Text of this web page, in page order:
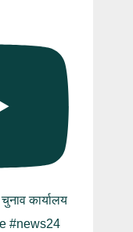
कार्यालय
#news24